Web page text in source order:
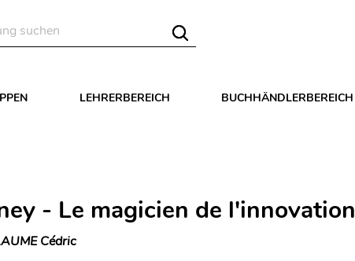
LEHRERBEREICH BUCHHÄNDLERBEREICH
- Le magicien de l'innovation
Cédric